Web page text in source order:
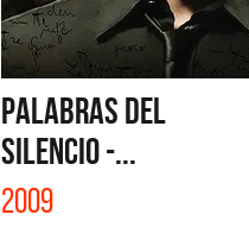
PALABRAS DEL
SILENCIO -...
2009